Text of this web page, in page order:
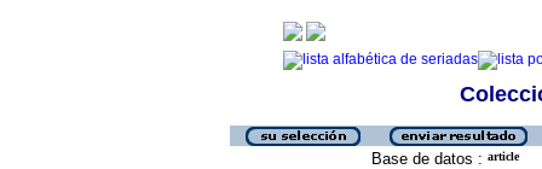
Base de datos : article